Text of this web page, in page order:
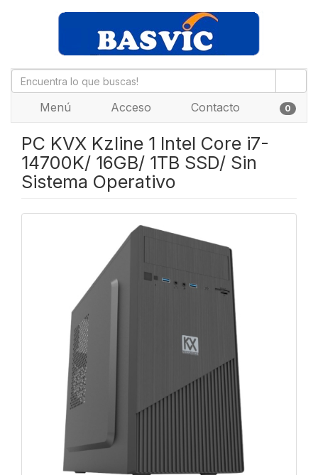
Menú Acceso Contacto 0
PC KVX Kzline 1 Intel Core i7-
14700K/ 16GB/ 1TB SSD/ Sin
Sistema Operativo